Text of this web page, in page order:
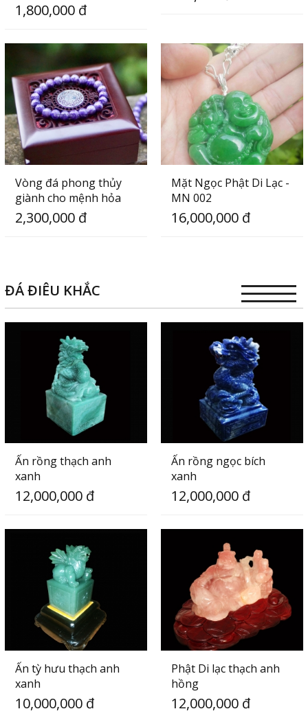
1,800,000 đ
Vòng đá phong thủy
giành cho mệnh hỏa
2,300,000 đ
Mặt Ngọc Phật Di Lạc -
MN 002
16,000,000 đ
ĐÁ ĐIÊU KHẮC
Ấn rồng thạch anh
xanh
12,000,000 đ
Ấn rồng ngọc bích
xanh
12,000,000 đ
Ấn tỳ hưu thạch anh
xanh
10,000,000 đ
Phật Di lạc thạch anh
hồng
12,000,000 đ